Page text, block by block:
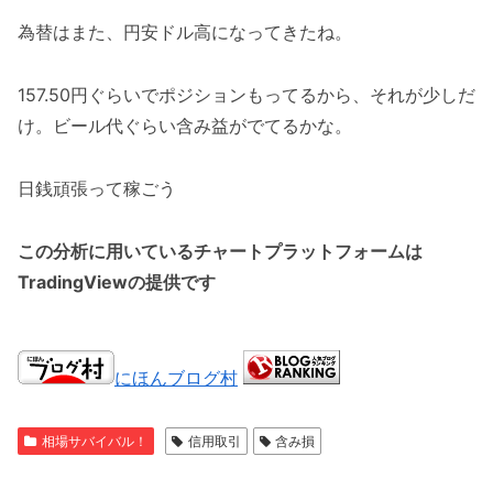
為替はまた、円安ドル高になってきたね。
157.50円ぐらいでポジションもってるから、それが少しだ
け。ビール代ぐらい含み益がでてるかな。
日銭頑張って稼ごう
この分析に用いているチャートプラットフォームは
TradingViewの提供です
にほんブログ村
相場サバイバル！ 信用取引 含み損